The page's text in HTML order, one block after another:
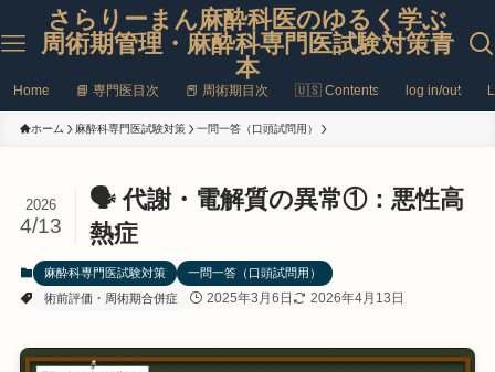
さらりーまん麻酔科医のゆるく学ぶ
周術期管理・麻酔科専門医試験対策青
本
Home 📘 専門医目次 📕 周術期目次 🇺🇸 Contents log in/out
ホーム 麻酔科専門医試験対策 一問一答（口頭試問用）
🗣️ 代謝・電解質の異常①：悪性高
熱症
2026
4/13
麻酔科専門医試験対策
一問一答（口頭試問用）
術前評価・周術期合併症
2025年3月6日 2026年4月13日